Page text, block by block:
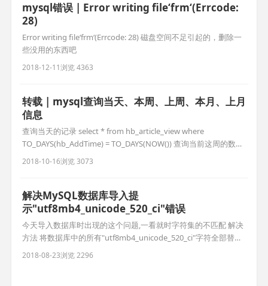
mysql错误 | Error writing file‘frm‘(Errcode:
28)
Error writing file‘frm‘(Errcode: 28) 磁盘空间不足引起的，删除一
些没用的东西吧
2018-12-11浏览 4363
转载 | mysql查询当天、本周、上周、本月、上月
信息
查询当天的记录 select * from hb_article_view where
TO_DAYS(hb_AddTime) = TO_DAYS(NOW()) 查询当前这周的数据
SELECT name,submittime FROM enterprise WHERE
YEARWEEK(date_format(submittime,’%Y-%m-%d’))
2018-10-16浏览 3073
解决MySQL数据库导入提
示"utf8mb4_unicode_520_ci"错误
今天导入数据库时出现的这个问题,一看就时字符集的不匹配 解决
方法 将数据库中的所有"utf8mb4_unicode_520_ci"字符全部替换
成"utf8mb4_unicode_ci"，然后再导入这样就没有错误。 可以参
考下面文章: 1、解决导入MySQL数据库提示"Unknown character
2018-08-23浏览 2296